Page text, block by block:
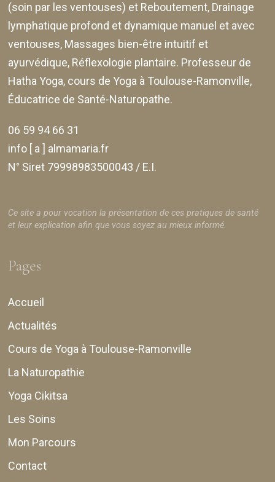
(soin par les ventouses) et Reboutement, Drainage
lymphatique profond et dynamique manuel et avec
ventouses, Massages bien-être intuitif et
ayurvédique, Réflexologie plantaire. Professeur de
Hatha Yoga, cours de Yoga à Toulouse-Ramonville,
Éducatrice de Santé-Naturopathe.
06 59 94 66 31
info [ a ] almamaria.fr
N° Siret 79998983500043 / E.I.
Ce site a pour vocation la présentation de ces pratiques de santé
et leur explication afin que vous soyez au mieux informé.
Pages
Accueil
Actualités
Cours de Yoga à Toulouse-Ramonville
La Naturopathie
Yoga Cikitsa
Les Soins
Mon Parcours
Contact